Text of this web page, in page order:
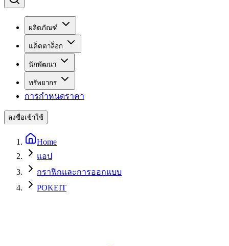
ผลิตภัณฑ์
แค็ตตาล็อก
นักพัฒนา
ทรัพยากร
การกำหนดราคา
ลงชื่อเข้าใช้
Home
แอป
กราฟิกและการออกแบบ
POKEIT